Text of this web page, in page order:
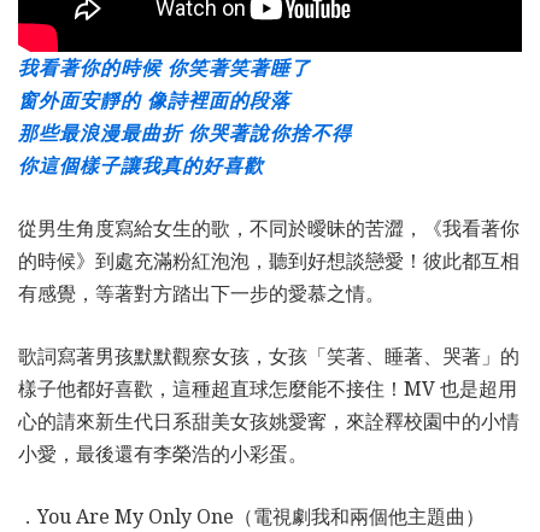
我看著你的時候 你笑著笑著睡了
窗外面安靜的 像詩裡面的段落
那些最浪漫最曲折 你哭著說你捨不得
你這個樣子讓我真的好喜歡
從男生角度寫給女生的歌，不同於曖昧的苦澀，《我看著你
的時候》到處充滿粉紅泡泡，聽到好想談戀愛！彼此都互相
有感覺，等著對方踏出下一步的愛慕之情。
歌詞寫著男孩默默觀察女孩，女孩「笑著、睡著、哭著」的
樣子他都好喜歡，這種超直球怎麼能不接住！MV 也是超用
心的請來新生代日系甜美女孩姚愛寗，來詮釋校園中的小情
小愛，最後還有李榮浩的小彩蛋。
．You Are My Only One（電視劇我和兩個他主題曲）